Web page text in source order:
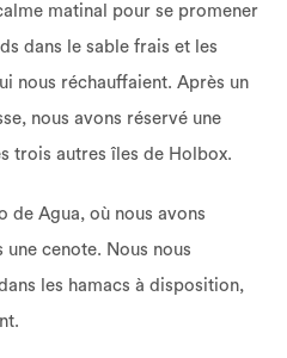
matinal pour se promener
dans le sable frais et les
nous réchauffaient. Après un
nous avons réservé une
trois autres îles de Holbox.
de Agua, où nous avons
une cenote. Nous nous
les hamacs à disposition,